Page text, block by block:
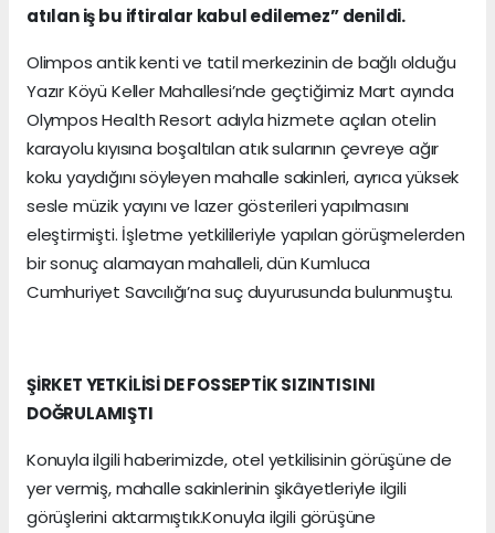
atılan iş bu iftiralar kabul edilemez” denildi.
Olimpos antik kenti ve tatil merkezinin de bağlı olduğu
Yazır Köyü Keller Mahallesi’nde geçtiğimiz Mart ayında
Olympos Health Resort adıyla hizmete açılan otelin
karayolu kıyısına boşaltılan atık sularının çevreye ağır
koku yaydığını söyleyen mahalle sakinleri, ayrıca yüksek
sesle müzik yayını ve lazer gösterileri yapılmasını
eleştirmişti. İşletme yetkilileriyle yapılan görüşmelerden
bir sonuç alamayan mahalleli, dün Kumluca
Cumhuriyet Savcılığı’na suç duyurusunda bulunmuştu.
ŞİRKET YETKİLİSİ DE FOSSEPTİK SIZINTISINI
DOĞRULAMIŞTI
Konuyla ilgili haberimizde, otel yetkilisinin görüşüne de
yer vermiş, mahalle sakinlerinin şikâyetleriyle ilgili
görüşlerini aktarmıştık.Konuyla ilgili görüşüne